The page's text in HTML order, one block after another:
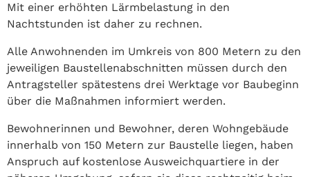
Mit einer erhöhten Lärmbelastung in den
Nachtstunden ist daher zu rechnen.
Alle Anwohnenden im Umkreis von 800 Metern zu den
jeweiligen Baustellenabschnitten müssen durch den
Antragsteller spätestens drei Werktage vor Baubeginn
über die Maßnahmen informiert werden.
Bewohnerinnen und Bewohner, deren Wohngebäude
innerhalb von 150 Metern zur Baustelle liegen, haben
Anspruch auf kostenlose Ausweichquartiere in der